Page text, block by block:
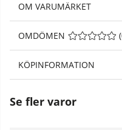
OM VARUMÄRKET
OMDÖMEN (
KÖPINFORMATION
Se fler varor